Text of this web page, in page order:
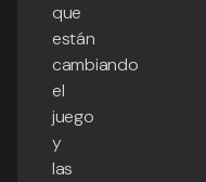
que
están
cambiando
el
juego
y
las